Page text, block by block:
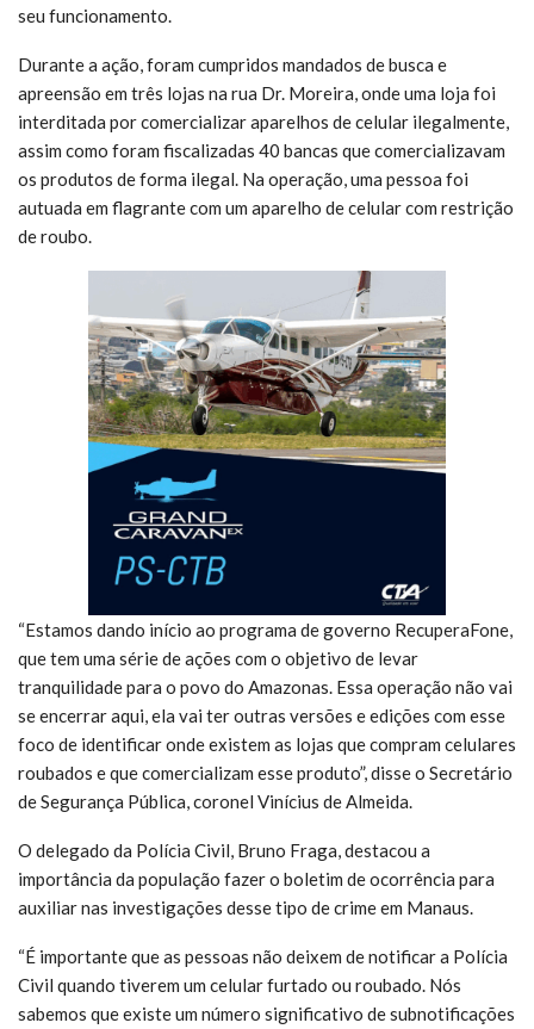
seu funcionamento.
Durante a ação, foram cumpridos mandados de busca e
apreensão em três lojas na rua Dr. Moreira, onde uma loja foi
interditada por comercializar aparelhos de celular ilegalmente,
assim como foram fiscalizadas 40 bancas que comercializavam
os produtos de forma ilegal. Na operação, uma pessoa foi
autuada em flagrante com um aparelho de celular com restrição
de roubo.
“Estamos dando início ao programa de governo RecuperaFone,
que tem uma série de ações com o objetivo de levar
tranquilidade para o povo do Amazonas. Essa operação não vai
se encerrar aqui, ela vai ter outras versões e edições com esse
foco de identificar onde existem as lojas que compram celulares
roubados e que comercializam esse produto”, disse o Secretário
de Segurança Pública, coronel Vinícius de Almeida.
O delegado da Polícia Civil, Bruno Fraga, destacou a
importância da população fazer o boletim de ocorrência para
auxiliar nas investigações desse tipo de crime em Manaus.
“É importante que as pessoas não deixem de notificar a Polícia
Civil quando tiverem um celular furtado ou roubado. Nós
sabemos que existe um número significativo de subnotificações